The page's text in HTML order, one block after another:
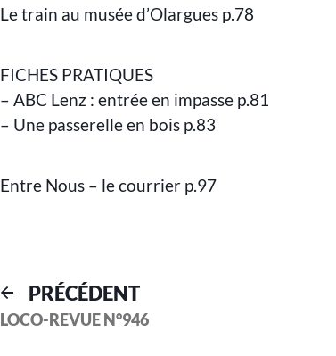
Le train au musée d’Olargues p.78
FICHES PRATIQUES
– ABC Lenz : entrée en impasse p.81
– Une passerelle en bois p.83
Entre Nous – le courrier p.97
PRÉCÉDENT
LOCO-REVUE N°946